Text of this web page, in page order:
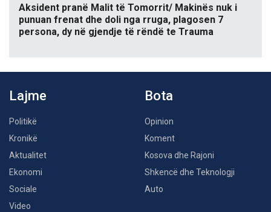
Aksident pranë Malit të Tomorrit/ Makinës nuk i
punuan frenat dhe doli nga rruga, plagosen 7
persona, dy në gjendje të rëndë te Trauma
Lajme
Politikë
Kronikë
Aktualitet
Ekonomi
Sociale
Video
Bota
Opinion
Koment
Kosova dhe Rajoni
Shkencë dhe Teknologji
Auto